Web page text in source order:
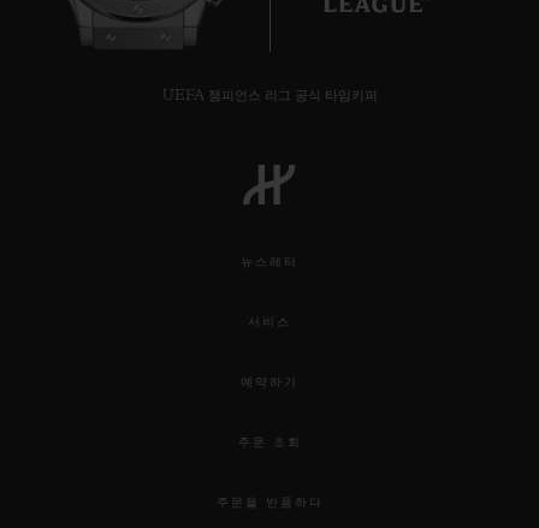
UEFA 챔피언스 리그 공식 타임키퍼
뉴스레터
서비스
예약하기
주문 조회
주문을 반품하다